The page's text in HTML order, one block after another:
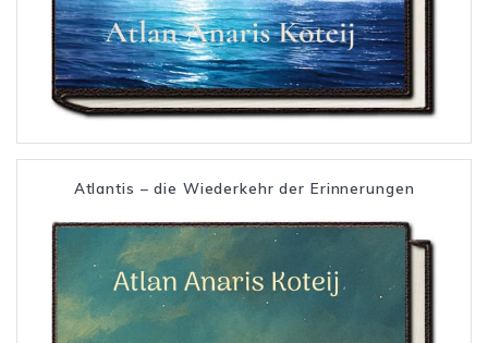
Atlantis – die Wiederkehr der Erinnerungen